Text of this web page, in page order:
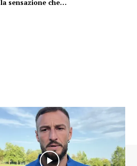
la sensazione che…